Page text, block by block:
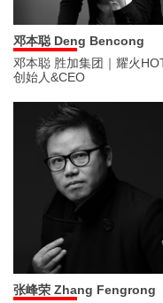
邓本聪 Deng Bencong
邓本聪 胜加集团｜耀火
创始人&CEO
张峰荣 Zhang Fengrong